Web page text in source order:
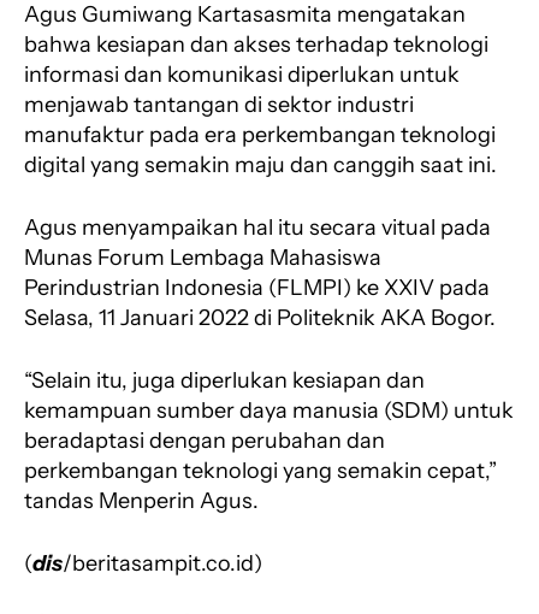
Agus Gumiwang Kartasasmita mengatakan
bahwa kesiapan dan akses terhadap teknologi
informasi dan komunikasi diperlukan untuk
menjawab tantangan di sektor industri
manufaktur pada era perkembangan teknologi
digital yang semakin maju dan canggih saat ini.
Agus menyampaikan hal itu secara vitual pada
Munas Forum Lembaga Mahasiswa
Perindustrian Indonesia (FLMPI) ke XXIV pada
Selasa, 11 Januari 2022 di Politeknik AKA Bogor.
“Selain itu, juga diperlukan kesiapan dan
kemampuan sumber daya manusia (SDM) untuk
beradaptasi dengan perubahan dan
perkembangan teknologi yang semakin cepat,”
tandas Menperin Agus.
(dis/beritasampit.co.id)